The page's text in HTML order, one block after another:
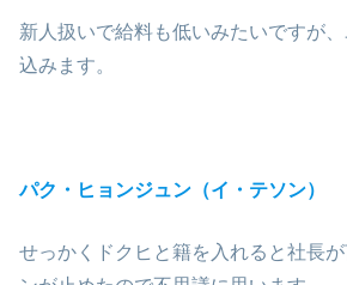
新人扱いで給料も低いみたいですが
込みます。
パク・ヒョンジュン（イ・テソン）
せっかくドクヒと籍を入れると社長